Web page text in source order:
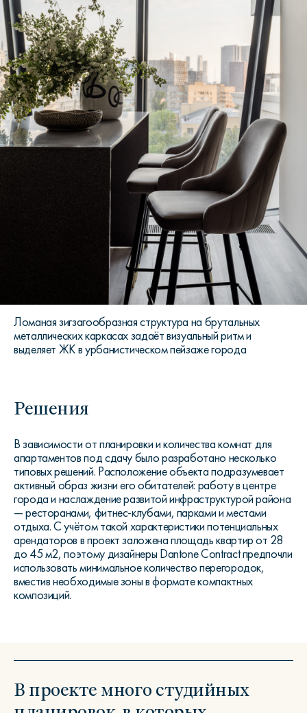
Ломаная зигзагообразная структура на брутальных
металлических каркасах задаёт визуальный ритм и
выделяет ЖК в урбанистическом пейзаже города
Решения
В зависимости от планировки и количества комнат для
апартаментов под сдачу было разработано несколько
типовых решений. Расположение объекта подразумевает
активный образ жизни его обитателей: работу в центре
города и наслаждение развитой инфраструктурой района
— ресторанами, фитнес-клубами, парками и местами
отдыха. С учётом такой характеристики потенциальных
арендаторов в проект заложена площадь квартир от 28
до 45 м2, поэтому дизайнеры Dantone Contract предпочли
использовать минимальное количество перегородок,
вместив необходимые зоны в формате компактных
композиций.
В проекте много студийных